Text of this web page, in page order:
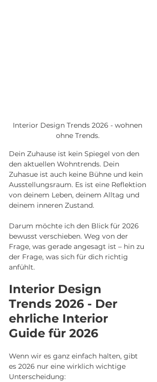
Interior Design Trends 2026 - wohnen
ohne Trends.
Dein Zuhause ist kein Spiegel von den
den aktuellen Wohntrends. Dein
Zuhasue ist auch keine Bühne und kein
Ausstellungsraum. Es ist eine Reflektion
von deinem Leben, deinem Alltag und
deinem inneren Zustand.
Darum möchte ich den Blick für 2026
bewusst verschieben. Weg von der
Frage, was gerade angesagt ist – hin zu
der Frage, was sich für dich richtig
anfühlt.
Interior Design
Trends 2026 - Der
ehrliche Interior
Guide für 2026
Wenn wir es ganz einfach halten, gibt
es 2026 nur eine wirklich wichtige
Unterscheidung: